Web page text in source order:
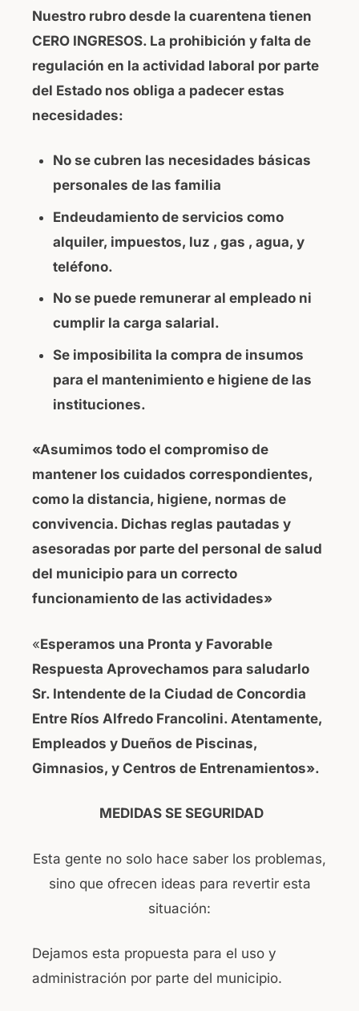
Nuestro rubro desde la cuarentena tienen
CERO INGRESOS. La prohibición y falta de
regulación en la actividad laboral por parte
del Estado nos obliga a padecer estas
necesidades:
No se cubren las necesidades básicas
personales de las familia
Endeudamiento de servicios como
alquiler, impuestos, luz , gas , agua, y
teléfono.
No se puede remunerar al empleado ni
cumplir la carga salarial.
Se imposibilita la compra de insumos
para el mantenimiento e higiene de las
instituciones.
«Asumimos todo el compromiso de
mantener los cuidados correspondientes,
como la distancia, higiene, normas de
convivencia. Dichas reglas pautadas y
asesoradas por parte del personal de salud
del municipio para un correcto
funcionamiento de las actividades»
«Esperamos una Pronta y Favorable
Respuesta Aprovechamos para saludarlo
Sr. Intendente de la Ciudad de Concordia
Entre Ríos Alfredo Francolini. Atentamente,
Empleados y Dueños de Piscinas,
Gimnasios, y Centros de Entrenamientos».
MEDIDAS SE SEGURIDAD
Esta gente no solo hace saber los problemas,
sino que ofrecen ideas para revertir esta
situación:
Dejamos esta propuesta para el uso y
administración por parte del municipio.